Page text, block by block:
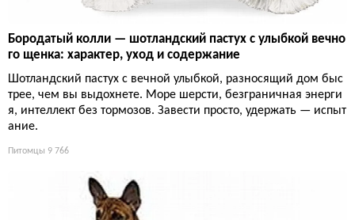
Бородатый колли — шотландский пастух с улыбкой вечно
го щенка: характер, уход и содержание
Шотландский пастух с вечной улыбкой, разносящий дом быс
трее, чем вы выдохнете. Море шерсти, безграничная энерги
я, интеллект без тормозов. Завести просто, удержать — испыт
ание.
Питомцы 9 766